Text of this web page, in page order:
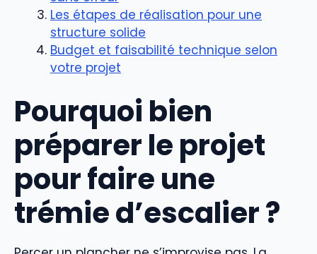
Les étapes de réalisation pour une
structure solide
Budget et faisabilité technique selon
votre projet
Pourquoi bien
préparer le projet
pour faire une
trémie d’escalier ?